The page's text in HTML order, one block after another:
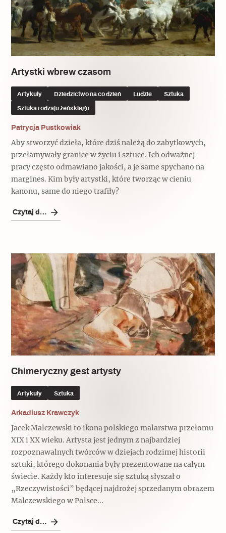
Artystki wbrew czasom
Artykuły Dziedzictwo na co dzień Ludzie Sztuka
Sztuka rodzaju żeńskiego
Patrycja Pustkowiak
Aby stworzyć dzieła, które dziś należą do zabytkowych,
przełamywały granice w życiu i sztuce. Ich odważnej
pracy często odmawiano jakości, a je same spychano na
margines. Kim były artystki, które tworząc w cieniu
kanonu, same do niego trafiły?
Czytaj dalej
Chimeryczny gest artysty
Artykuły Sztuka
Arkadiusz Krawczyk
Jacek Malczewski to ikona polskiego malarstwa przełomu
XIX i XX wieku. Artysta jest jednym z najbardziej
rozpoznawalnych twórców w dziejach rodzimej historii
sztuki, którego dokonania były prezentowane na całym
świecie. Każdy kto interesuje się sztuką słyszał o
„Rzeczywistości” będącej najdrożej sprzedanym obrazem
Malczewskiego w Polsce...
Czytaj dalej